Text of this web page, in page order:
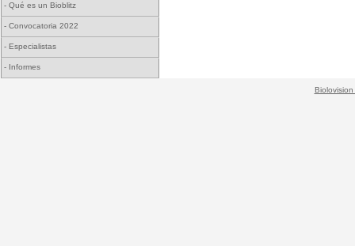
- Qué es un Bioblitz
- Convocatoria 2022
- Especialistas
- Informes
Biolovision